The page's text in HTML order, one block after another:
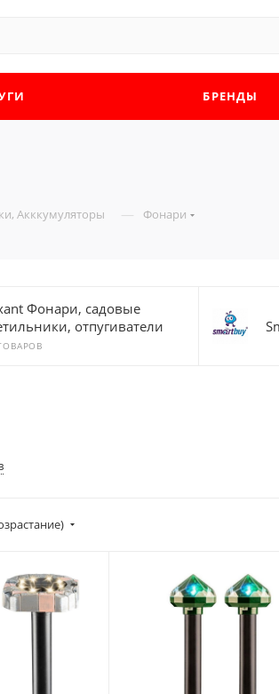
БРЕНДЫ
Акккумуляторы — Фонари
Фонари, садовые
отпугиватели